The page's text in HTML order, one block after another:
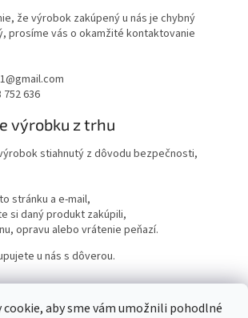
cookie, aby sme vám umožnili pohodlné
že výrobok zakúpený u nás je chybný
prosíme vás o okamžité kontaktovanie
752 636
výrobku z trhu
stiahnutý z dôvodu bezpečnosti,
stránku a e-mail,
si daný produkt zakúpili,
opravu alebo vrátenie peňazí.
u nás s dôverou.